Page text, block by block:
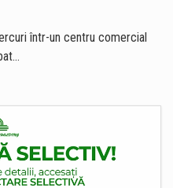
într-un centru comercial